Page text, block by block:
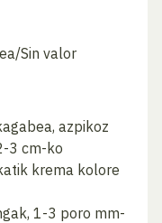
Sin valor
azpikoz
3 cm-ko
krema kolore
1-3 poro mm-